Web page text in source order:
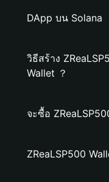
DApp บน Solana
วิธีสร้าง
Wallet ？
จะซื้อ
ZReaLSP500